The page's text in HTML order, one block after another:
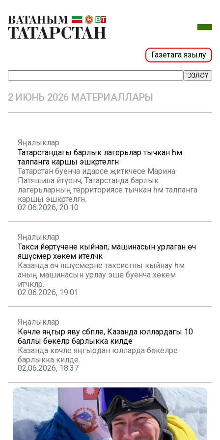
Газетага язылу
ЭЗЛӘҮ
2 ИЮНЬ 2026 МАТЕРИАЛЛАРЫ
Яңалыклар
Татарстандагы барлык лагерьлар тычкан һәм
талпанга каршы эшкәртелгән
Татарстан буенча идарәсе җитәкчесе Марина
Патяшина әйтүенчә, Татарстанда барлык
лагерьларның территориясе тычкан һәм талпанга
каршы эшкәртелгән.
02.06.2026, 20:10
Яңалыклар
Такси йөртүчене кыйнап, машинасын урлаган өч
яшүсмер хөкем ителәчәк
Казанда өч яшүсмерне таксистны кыйнау һәм
аның машинасын урлау эше буенча хөкем
итәчәкләр.
02.06.2026, 19:01
Яңалыклар
Көчле яңгыр яву сәбәпле, Казанда юллардагы 10
баллы бөкеләр барлыкка килде
Казанда көчле яңгырдан юлларда бөкеләре
барлыкка килде.
02.06.2026, 18:37